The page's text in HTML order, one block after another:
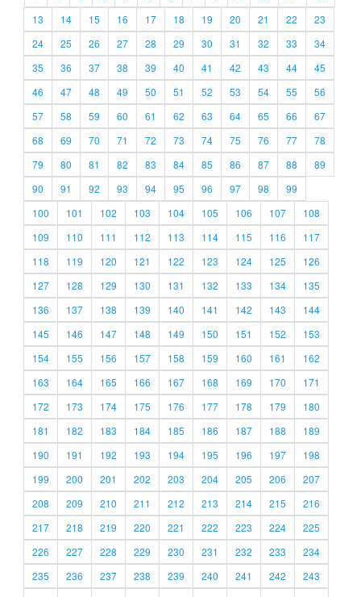
13
14 15 16 17 18 19 20 21 22
23
24
25 26 27 28 29 30 31 32 33
34
35
36 37 38 39 40 41 42 43 44
45
46
47 48 49 50 51 52 53 54 55
56
57
58 59 60 61 62 63 64 65 66
67
68
69 70 71 72 73 74 75 76 77
78
79
80 81 82 83 84 85 86 87 88
89
90
91 92 93 94 95 96 97 98
99
100
101 102 103 104 105 106 107
108
109
110 111 112 113 114 115 116
117
118
119 120 121 122 123 124 125
126
127
128 129 130 131 132 133 134
135
136
137 138 139 140 141 142 143
144
145
146 147 148 149 150 151 152
153
154
155 156 157 158 159 160 161
162
163
164 165 166 167 168 169 170
171
172
173 174 175 176 177 178 179
180
181
182 183 184 185 186 187 188
189
190
191 192 193 194 195 196 197
198
199
200 201 202 203 204 205 206
207
208
209 210 211 212 213 214 215
216
217
218 219 220 221 222 223 224
225
226
227 228 229 230 231 232 233
234
235
236 237 238 239 240 241 242
243